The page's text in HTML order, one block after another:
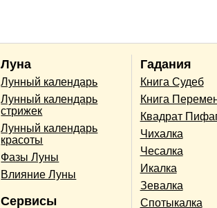
Луна
Лунный календарь
Лунный календарь
стрижек
Лунный календарь
красоты
Фазы Луны
Влияние Луны
Сервисы
Гадания
Книга Судеб
Книга
Квадрат
Чихалка
Чесалка
Икалка
Зевалка
Спотыкалка